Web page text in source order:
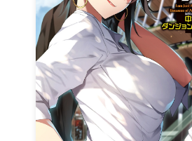
オーバーラップノベル
オーバーラップノベルスf